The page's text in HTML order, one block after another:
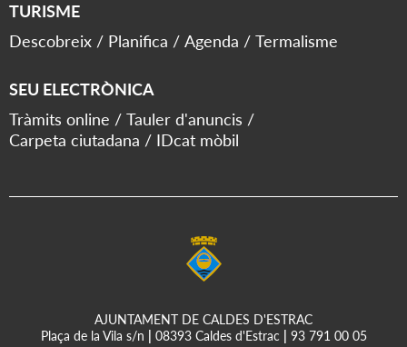
TURISME
Descobreix
Planifica Agenda Termalisme
SEU ELECTRÒNICA
Tràmits online
Tauler d'anuncis
Carpeta ciutadana
IDcat mòbil
AJUNTAMENT DE CALDES D'ESTRAC
Plaça de la Vila s/n
08393 Caldes d'Estrac 93 791 00 05